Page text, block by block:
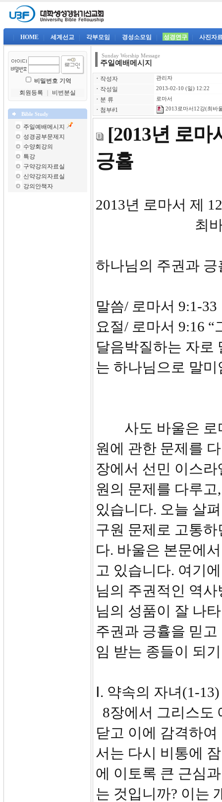
HOME 세계선교 각부모임 경성소모임 성경연구 사진자
비밀번호 기억
회원등록
비번분실
Bible Study
주일예배메시지
성경공부문제지
수양회강의
특강
구약강의자료실
신약강의자료실
강의안책자
Sunday Worship Message
주일예배메시지
ㆍ 작성자 관리자
ㆍ 작성일 2013-02-10 (일) 12:22
ㆍ 분 류 로마서
ㆍ 첨부#1 2013로마서12강(최바
[2013년 로마
긍휼
2013년
최바
하나님의 주권과 긍
말씀/ 로마서 9:1-33
요절/ 로마서 9:16
달음박질하는 자로
는 하나님으로 말미
사도 바울은 로
원에 관한 문제를
장에서 선민 이스
원의 문제를 다루
있습니다. 오늘 살
구원 문제로 고통
다. 바울은 본문에
고 있습니다. 여기
님의 주권적인 역
님의 성품이 잘 나
주권과 긍휼을 믿
임 받는 종들이 되
Ⅰ. 약속의 자녀(1-13)
8장에서 그리스도
닫고 이에 감격하
서는 다시 비통에
에 이토록 큰 근심
는 것입니까? 이는